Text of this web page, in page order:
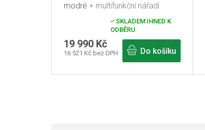
modré + multifunkční nářadí
produktu
je
5,0
5
SKLADEM IHNED K
ODBĚRU
16 521 Kč bez DPH
19 990 Kč
Do košíku